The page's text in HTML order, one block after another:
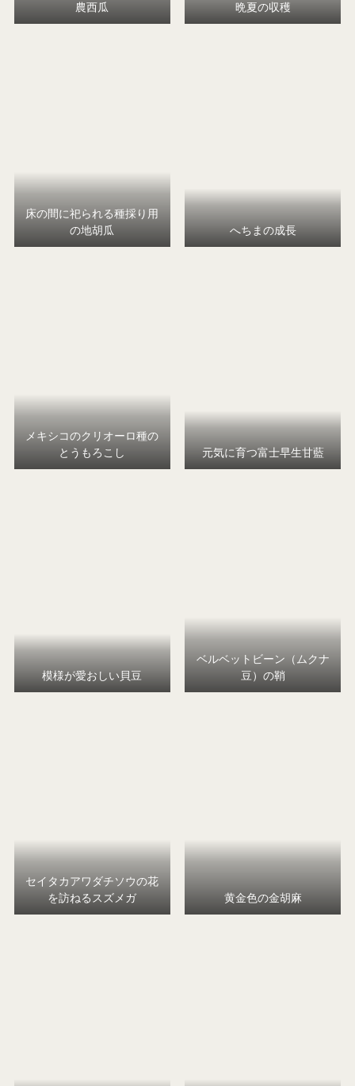
農西瓜
晩夏の収穫
床の間に祀られる種採り用
の地胡瓜
へちまの成長
メキシコのクリオーロ種の
とうもろこし
元気に育つ富士早生甘藍
模様が愛おしい貝豆
ベルベットビーン（ムクナ
豆）の鞘
セイタカアワダチソウの花
を訪ねるスズメガ
黄金色の金胡麻